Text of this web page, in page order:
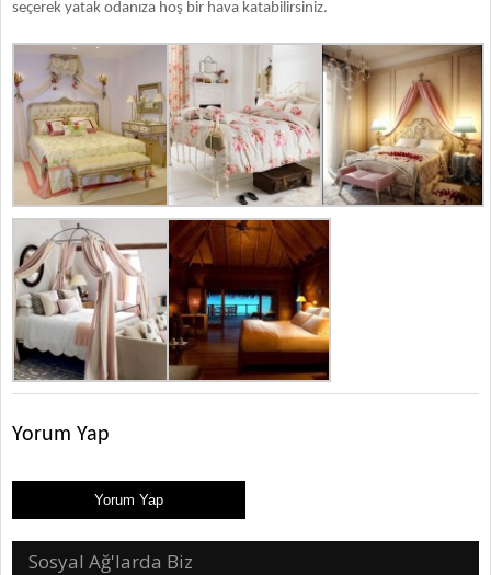
seçerek yatak odanıza hoş bir hava katabilirsiniz.
Yorum Yap
Sosyal Ağ'larda Biz